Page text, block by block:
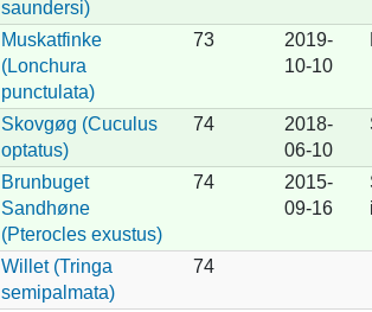
saundersi)
Muskatfinke
(Lonchura
punctulata)
73
2019-
10-10
Skovgøg (Cuculus
optatus)
74
2018-
06-10
Brunbuget
Sandhøne
(Pterocles exustus)
74
2015-
09-16
Willet (Tringa
semipalmata)
74